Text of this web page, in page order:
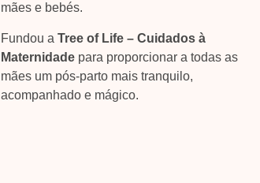
mães e bebés.
Fundou aTree of Life – Cuidados à
Maternidade para proporcionar a todas as
mães um pós-parto mais tranquilo,
acompanhado e mágico.